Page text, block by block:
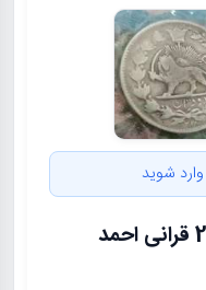
شوید
تعیین اصالت و قیمت سکه 2 قرانی احمد